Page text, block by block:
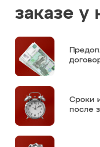
заказе у
Сроки
после